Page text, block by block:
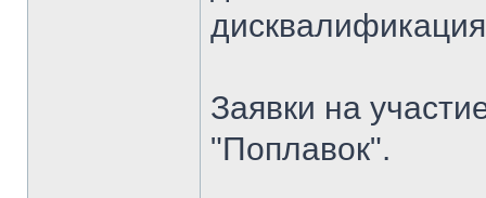
Заявки на
"Поплавок".